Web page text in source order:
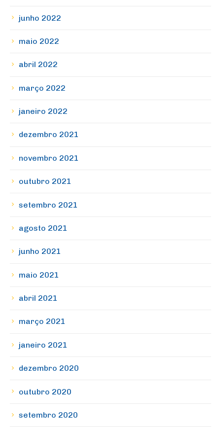
junho 2022
maio 2022
abril 2022
março 2022
janeiro 2022
dezembro 2021
novembro 2021
outubro 2021
setembro 2021
agosto 2021
junho 2021
maio 2021
abril 2021
março 2021
janeiro 2021
dezembro 2020
outubro 2020
setembro 2020